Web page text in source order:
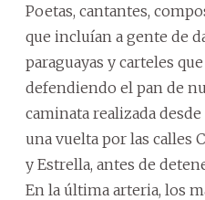
Poetas, cantantes,
que incluían a gente de
paraguayas y carteles
defendiendo el pan de
caminata realizada
una vuelta por las calles
y Estrella, antes de
En la última arteria, los